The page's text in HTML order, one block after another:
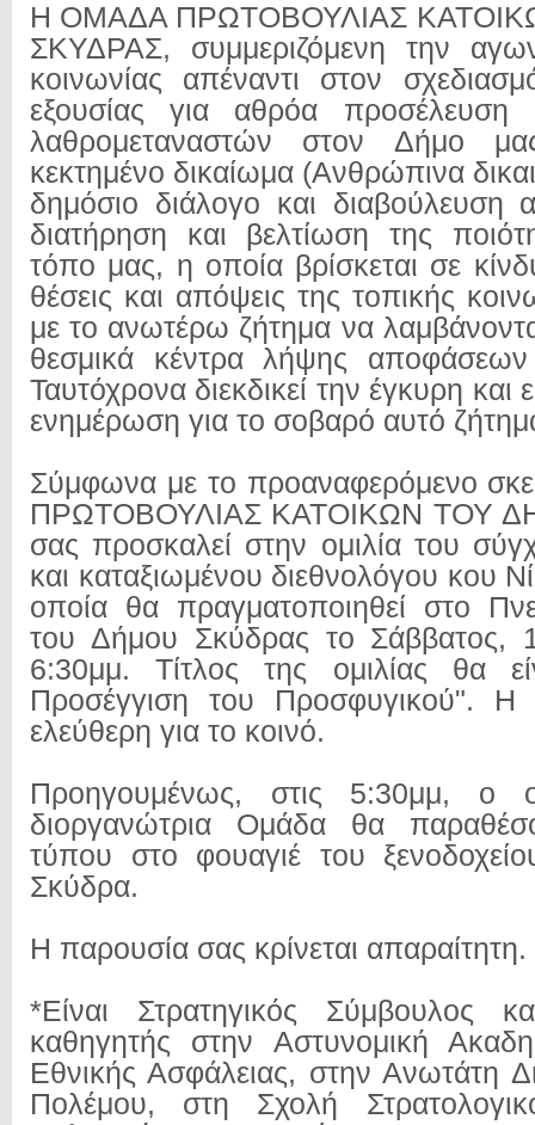
Η ΟΜΑΔΑ ΠΡΩΤΟΒΟΥΛΙΑΣ
ΣΚΥΔΡΑΣ, συμμεριζόμενη την
κοινωνίας απέναντι στον
εξουσίας για αθρόα προσέλευση
λαθρομεταναστών στον Δήμο
κεκτημένο δικαίωμα (Ανθρώπινα
δημόσιο διάλογο και διαβούλευση
διατήρηση και βελτίωση της
τόπο μας, η οποία βρίσκεται σε
θέσεις και απόψεις της τοπικής
με το ανωτέρω ζήτημα να
θεσμικά κέντρα λήψης αποφάσεων
Ταυτόχρονα διεκδικεί την έγκυρη και
ενημέρωση για το σοβαρό αυτό
Σύμφωνα με το προαναφερόμενο
ΠΡΩΤΟΒΟΥΛΙΑΣ ΚΑΤΟΙΚΩΝ ΤΟΥ
σας προσκαλεί στην ομιλία του
και καταξιωμένου διεθνολόγου κου
οποία θα πραγματοποιηθεί στο
του Δήμου Σκύδρας το Σάββατος,
6:30μμ. Τίτλος της ομιλίας θα
Προσέγγιση του Προσφυγικού". Η
ελεύθερη για το κοινό.
Προηγουμένως, στις 5:30μμ, ο
διοργανώτρια Ομάδα θα
τύπου στο φουαγιέ του
Σκύδρα.
Η παρουσία σας κρίνεται απαραίτητη.
*Είναι Στρατηγικός Σύμβουλος
καθηγητής στην Αστυνομική
Εθνικής Ασφάλειας, στην Ανωτάτη
Πολέμου, στη Σχολή